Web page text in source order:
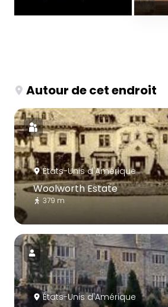
Autour de cet endroit
États-Unis d'Amérique
Woolworth Estate
379 m
États-Unis d'Amérique